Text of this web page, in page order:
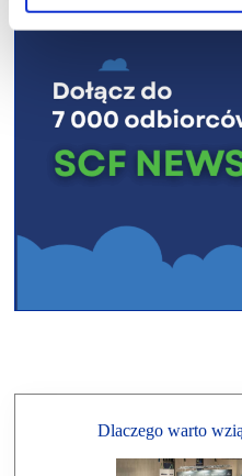
Dlaczego warto